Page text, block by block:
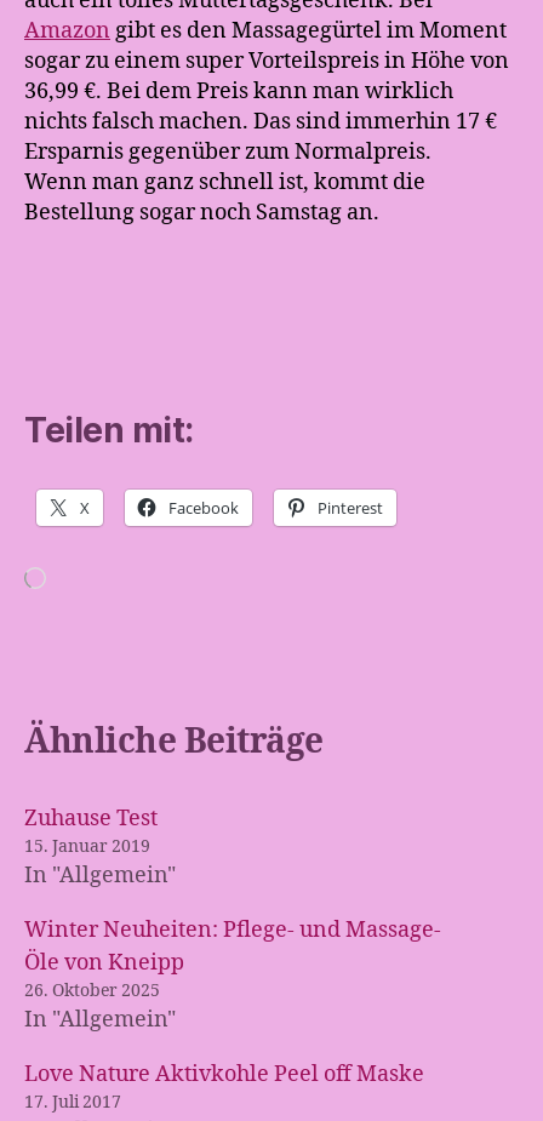
Amazon gibt es den Massagegürtel im Moment
sogar zu einem super Vorteilspreis in Höhe von
36,99 €. Bei dem Preis kann man wirklich
nichts falsch machen. Das sind immerhin 17 €
Ersparnis gegenüber zum Normalpreis.
Wenn man ganz schnell ist, kommt die
Bestellung sogar noch Samstag an.
Teilen mit:
X Facebook Pinterest
Ähnliche Beiträge
Zuhause Test
15. Januar 2019
In "Allgemein"
Winter Neuheiten: Pflege- und Massage-
Öle von Kneipp
26. Oktober 2025
In "Allgemein"
Love Nature Aktivkohle Peel off Maske
17. Juli 2017